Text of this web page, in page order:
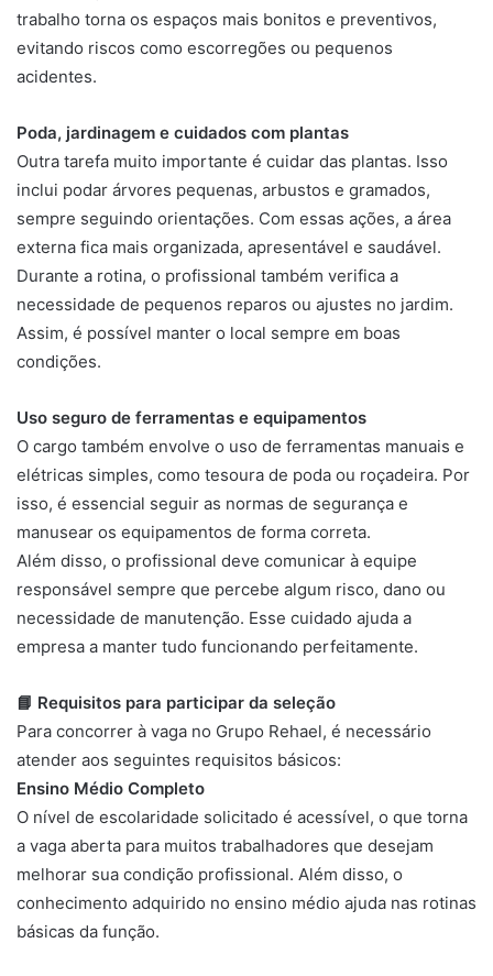
trabalho torna os espaços mais bonitos e preventivos,
evitando riscos como escorregões ou pequenos
acidentes.
Poda, jardinagem e cuidados com plantas
Outra tarefa muito importante é cuidar das plantas. Isso
inclui podar árvores pequenas, arbustos e gramados,
sempre seguindo orientações. Com essas ações, a área
externa fica mais organizada, apresentável e saudável.
Durante a rotina, o profissional também verifica a
necessidade de pequenos reparos ou ajustes no jardim.
Assim, é possível manter o local sempre em boas
condições.
Uso seguro de ferramentas e equipamentos
O cargo também envolve o uso de ferramentas manuais e
elétricas simples, como tesoura de poda ou roçadeira. Por
isso, é essencial seguir as normas de segurança e
manusear os equipamentos de forma correta.
Além disso, o profissional deve comunicar à equipe
responsável sempre que percebe algum risco, dano ou
necessidade de manutenção. Esse cuidado ajuda a
empresa a manter tudo funcionando perfeitamente.
📘 Requisitos para participar da seleção
Para concorrer à vaga no Grupo Rehael, é necessário
atender aos seguintes requisitos básicos:
Ensino Médio Completo
O nível de escolaridade solicitado é acessível, o que torna
a vaga aberta para muitos trabalhadores que desejam
melhorar sua condição profissional. Além disso, o
conhecimento adquirido no ensino médio ajuda nas rotinas
básicas da função.